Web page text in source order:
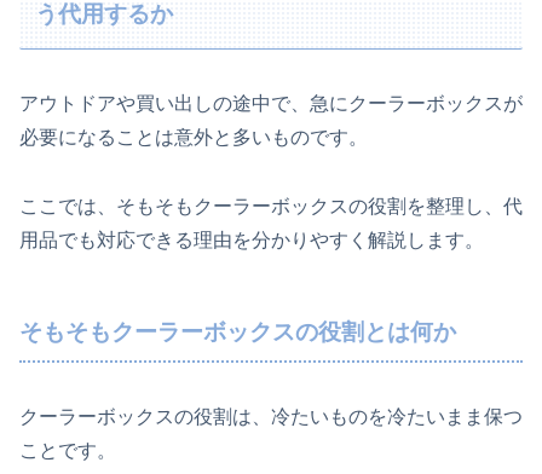
う代用するか
アウトドアや買い出しの途中で、急にクーラーボックスが
必要になることは意外と多いものです。
ここでは、そもそもクーラーボックスの役割を整理し、代
用品でも対応できる理由を分かりやすく解説します。
そもそもクーラーボックスの役割とは何か
クーラーボックスの役割は、冷たいものを冷たいまま保つ
ことです。